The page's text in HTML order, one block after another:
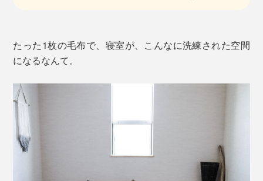
たった1枚の毛布で、寝室が、こんなに洗練された空間
になるなんて。